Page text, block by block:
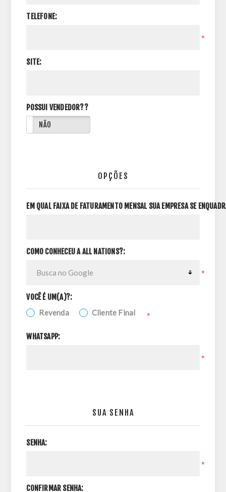
TELEFONE:
*
SITE:
POSSUI VENDEDOR??
NÃO
OPÇÕES
EM QUAL FAIXA DE FATURAMENTO MENSAL SUA EMPRESA SE
COMO CONHECEU A ALL NATIONS?:
*
VOCÊ É UM(A)?:
Revenda Cliente Final *
WHATSAPP:
*
SUA SENHA
SENHA:
*
CONFIRMAR SENHA: